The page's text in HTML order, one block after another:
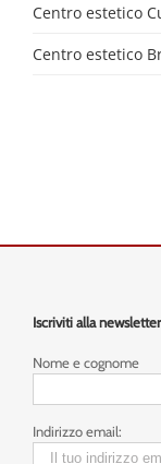
Centro estetico
Centro estetico
Iscriviti alla
Nome e cognome
Indirizzo email: